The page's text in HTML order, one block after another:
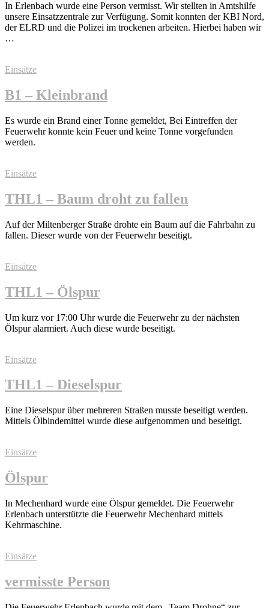
In Erlenbach wurde eine Person vermisst. Wir stellten in Amtshilfe
unsere Einsatzzentrale zur Verfügung. Somit konnten der KBI Nord,
der ELRD und die Polizei im trockenen arbeiten. Hierbei haben wir
…
Einsätze
B1 – Kleinbrand
Es wurde ein Brand einer Tonne gemeldet, Bei Eintreffen der
Feuerwehr konnte kein Feuer und keine Tonne vorgefunden
werden.
Einsätze
THL1 – Baum droht zu fallen
Auf der Miltenberger Straße drohte ein Baum auf die Fahrbahn zu
fallen. Dieser wurde von der Feuerwehr beseitigt.
Einsätze
THL1 – Ölspur
Um kurz vor 17:00 Uhr wurde die Feuerwehr zu der nächsten
Ölspur alarmiert. Auch diese wurde beseitigt.
Einsätze
THL1 – Dieselspur
Eine Dieselspur über mehreren Straßen musste beseitigt werden.
Mittels Ölbindemittel wurde diese aufgenommen und beseitigt.
Einsätze
Ölspur
In Mechenhard wurde eine Ölspur gemeldet. Die Feuerwehr
Erlenbach unterstützte die Feuerwehr Mechenhard mittels
Kehrmaschine.
Einsätze
vermisste Person